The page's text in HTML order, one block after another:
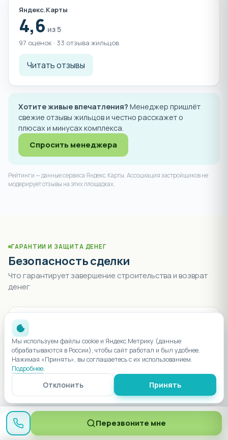
Яндекс.Карты
4,6 из 5
97 оценок · 33 отзыва жильцов
Читать отзывы
Хотите живые впечатления? Менеджер пришлёт
свежие отзывы жильцов и честно расскажет о
плюсах и минусах комплекса.
Спросить менеджера
Рейтинги — данные сервиса Яндекс.Карты. Ассоциация застройщиков не
модерирует отзывы на этих площадках.
ГАРАНТИИ И ЗАЩИТА ДЕНЕГ
Безопасность сделки
Что гарантирует завершение строительства и возврат
денег
214-ФЗ
Эскроу-счёт
Деньги покупателя в банке до сдачи дома. Стройка
остановится — банк возвращает сумму полностью.
Мы используем файлы cookie и Яндекс.Метрику (данные
обрабатываются в России), чтобы сайт работал и был удобнее.
Нажимая «Принять», вы соглашаетесь с их использованием.
Подробнее.
Отклонить Принять
Перезвоните мне